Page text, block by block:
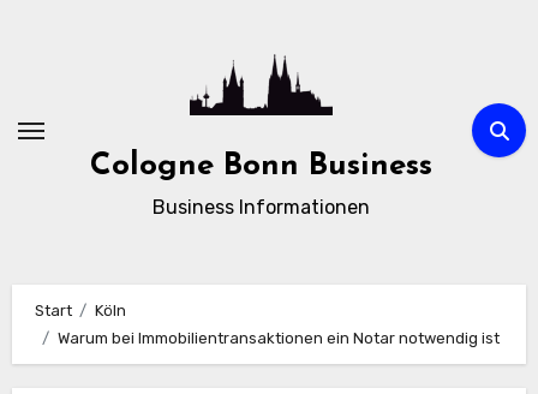
Cologne Bonn Business
Business Informationen
Start
Köln
Warum bei Immobilientransaktionen ein Notar notwendig ist